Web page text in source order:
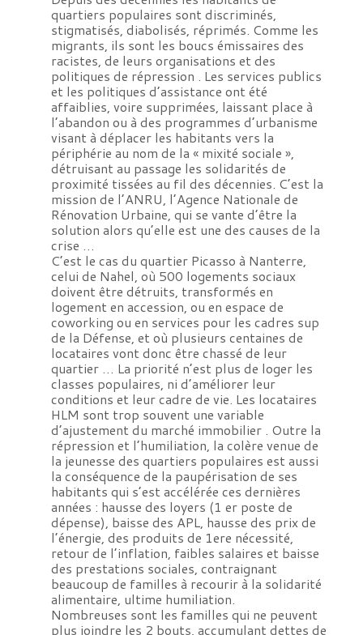
quartiers populaires sont discriminés,
stigmatisés, diabolisés, réprimés. Comme les
migrants, ils sont les boucs émissaires des
racistes, de leurs organisations et des
politiques de répression . Les services publics
et les politiques d’assistance ont été
affaiblies, voire supprimées, laissant place à
l’abandon ou à des programmes d’urbanisme
visant à déplacer les habitants vers la
périphérie au nom de la « mixité sociale »,
détruisant au passage les solidarités de
proximité tissées au fil des décennies. C’est la
mission de l’ANRU, l’Agence Nationale de
Rénovation Urbaine, qui se vante d’être la
solution alors qu’elle est une des causes de la
crise …
C’est le cas du quartier Picasso à Nanterre,
celui de Nahel, où 500 logements sociaux
doivent être détruits, transformés en
logement en accession, ou en espace de
coworking ou en services pour les cadres sup
de la Défense, et où plusieurs centaines de
locataires vont donc être chassé de leur
quartier … La priorité n’est plus de loger les
classes populaires, ni d’améliorer leur
conditions et leur cadre de vie. Les locataires
HLM sont trop souvent une variable
d’ajustement du marché immobilier . Outre la
répression et l’humiliation, la colère venue de
la jeunesse des quartiers populaires est aussi
la conséquence de la paupérisation de ses
habitants qui s’est accélérée ces dernières
années : hausse des loyers (1 er poste de
dépense), baisse des APL, hausse des prix de
l’énergie, des produits de 1ere nécessité,
retour de l’inflation, faibles salaires et baisse
des prestations sociales, contraignant
beaucoup de familles à recourir à la solidarité
alimentaire, ultime humiliation.
Nombreuses sont les familles qui ne peuvent
plus joindre les 2 bouts, accumulant dettes de